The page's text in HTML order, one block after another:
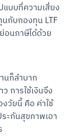
แบบที่ความเสี่ยง
นกับกองทุน LTF
อนภาษีได้ด้วย
นก็ลำบาก
การใช้เงินจึง
วัยนี้ คือ ค่าใช้
ะกันสุขภาพเอา